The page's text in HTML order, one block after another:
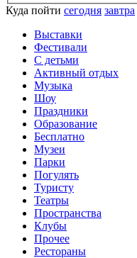
Куда пойти сегодня завтра
Выставки
Фестивали
С детьми
Активный отдых
Музыка
Шоу
Праздники
Образование
Бесплатно
Музеи
Парки
Погулять
Туристу
Театры
Пространства
Клубы
Прочее
Рестораны